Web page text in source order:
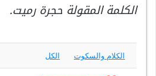
الكلمة المقولة حجرة رميت.
الكلام والسكوت الكل